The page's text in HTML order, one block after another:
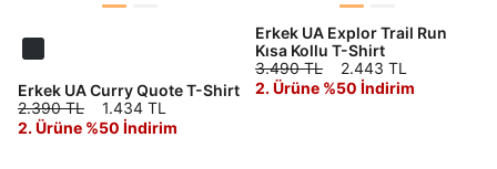
Erkek UA Curry Quote T-Shirt
2.390 TL
1.434 TL
2. Ürüne %50 İndirim
Erkek UA Explor Trail Run
Kısa Kollu T-Shirt
3.490 TL
2.443 TL
2. Ürüne %50 İndirim
Şifremi Unuttum
Ad*